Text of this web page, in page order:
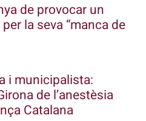
de provocar un
la seva “manca de
i municipalista:
de l’anestèsia
Catalana